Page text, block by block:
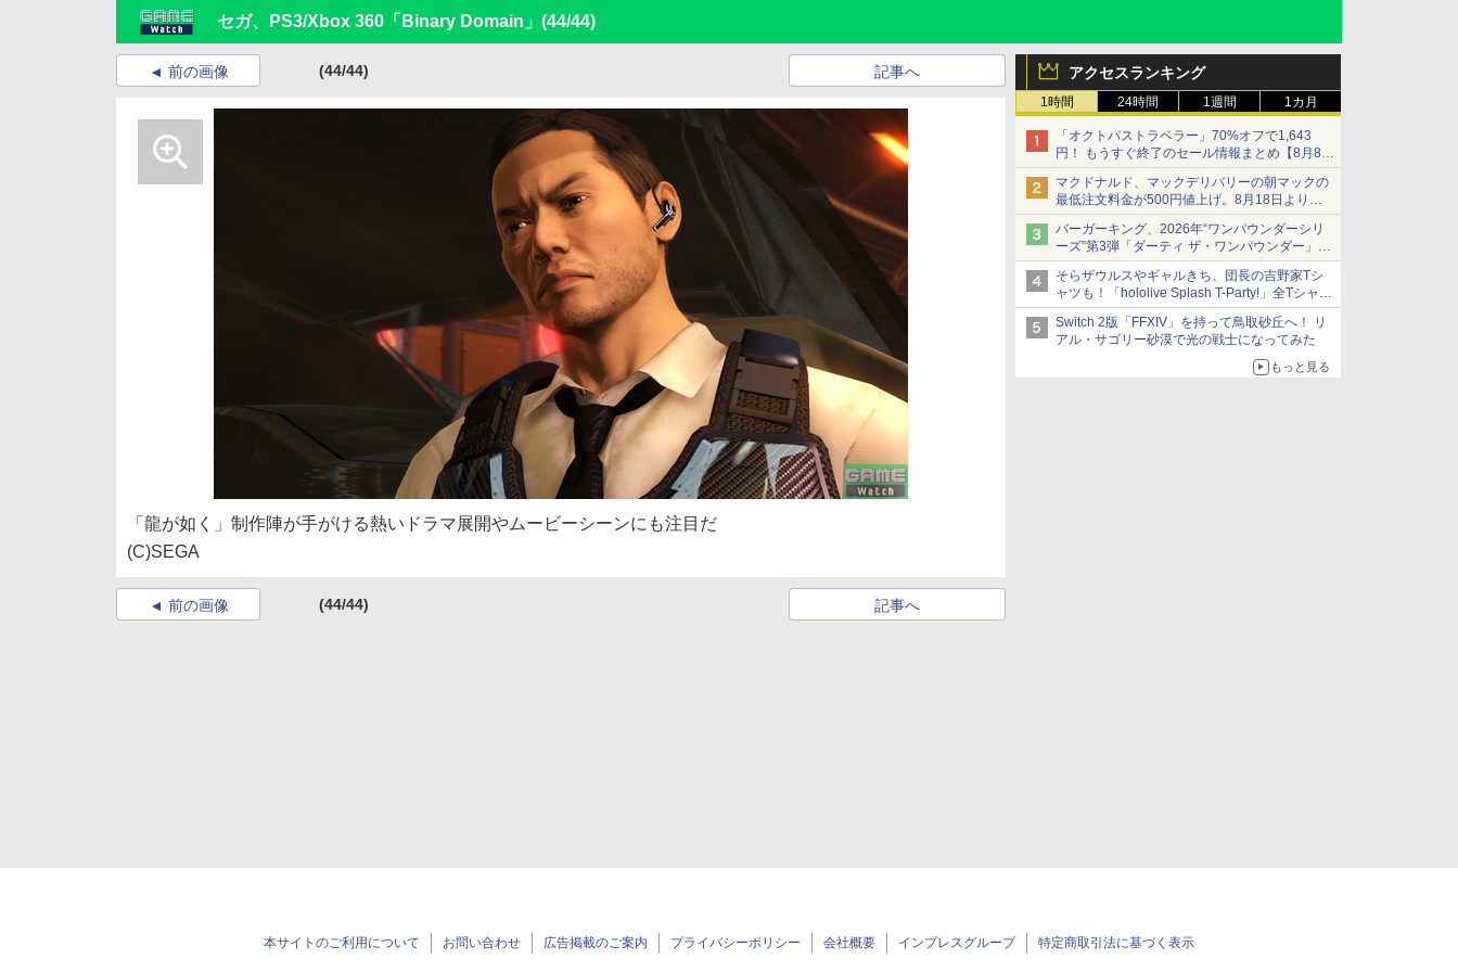
セガ、PS3/Xbox 360「Binary Domain」 (44/44)
アクセスランキング
1時間 24時間 1週間 1カ月
「オクトパストラベラー」70%オフで1,643
円！ もうすぐ終了のセール情報まとめ【8月8日
更新】
ニンテンドーeショップでは「大神 絶景版」が
67%オフで990円
マクドナルド、マックデリバリーの朝マックの
最低注文料金が500円値上げ。8月18日より
1,500円から受付
バーガーキング、2026年“ワンパウンダーシリ
ーズ”第3弾「ダーティ ザ・ワンパウンダー」を
8月7日発売
「特製ガーリックマヨソース」を使用した超大
型チーズバーガー
そらザウルスやギャルきち、団長の吉野家Tシ
ャツも！「hololive Splash T-Party!」全Tシャツ
ラインナップ公開＆オンライン販売開始
Switch 2版「FFXIV」を持って鳥取砂丘へ！ リ
アル・サゴリー砂漠で光の戦士になってみた
もっと見る
前の画像 (44/44) 記事へ
「龍が如く」制作陣が手がける熱いドラマ展開やムービーシーンにも注目だ
(C)SEGA
前の画像 (44/44) 記事へ
本サイトのご利用について お問い合わせ 広告掲載のご案内 プライバシーポリシー 会社概要 インプレスグループ 特定商取引法に基づく表示